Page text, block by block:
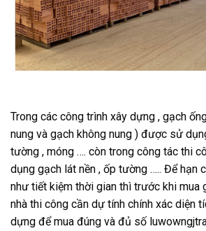
Trong các công trình xây dựng , gạch
nung và gạch không nung ) được sử
tường , móng …. còn trong công tác thi
dụng gạch lát nền , ốp tường ….. Để hạn
như tiết kiệm thời gian thì trước khi mua
nhà thi công cần dự tính chính xác diện
dựng để mua đúng và đủ số